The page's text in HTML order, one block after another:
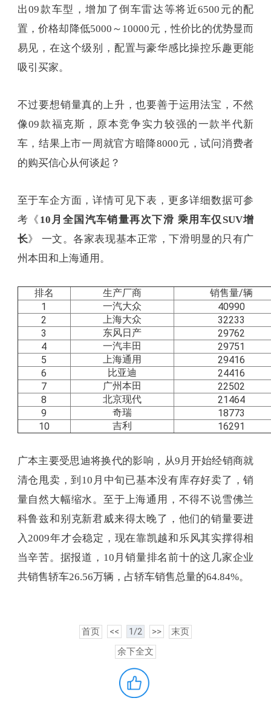
出09款车型，增加了倒车雷达等将近6500元的配
置，价格却降低5000～10000元，性价比的优势显而
易见，在这个级别，配置与豪华感比操控乐趣更能
吸引买家。
不过要想销量真的上升，也要善于运用法宝，不然
像09款福克斯，原本竞争实力较强的一款半代新
车，结果上市一周就官方暗降8000元，试问消费者
的购买信心从何谈起？
至于车企方面，详情可见下表，更多详细数据可参
考《 10月全国汽车销量再次下滑 乘用车仅SUV增
长》 一文。各家表现基本正常，下滑明显的只有广
州本田和上海通用。
排名 生产厂商
销售量/辆
1
一汽大众
40990
2
上海大众
32233
3
东风日产
29762
4
一汽丰田
29751
5
上海通用
29416
6
比亚迪
24416
7
广州本田
22502
8
北京现代
21464
9
奇瑞
18773
10
吉利 16291
广本主要受思迪将换代的影响，从9月开始经销商就
清仓甩卖，到10月中旬已基本没有库存好卖了，销
量自然大幅缩水。至于上海通用，不得不说雪佛兰
科鲁兹和别克新君威来得太晚了，他们的销量要进
入2009年才会稳定，现在靠凯越和乐风其实撑得相
当辛苦。据报道，10月销量排名前十的这几家企业
共销售轿车26.56万辆，占轿车销售总量的64.84%。
首页 << 1/2 >>
末页
余下全文